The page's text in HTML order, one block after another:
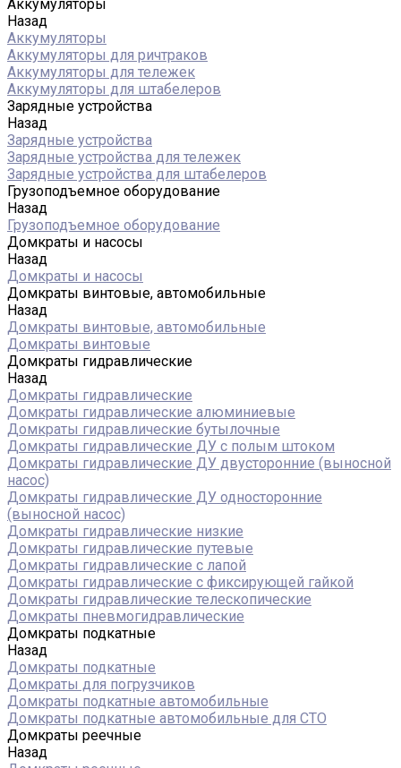
Аккумуляторы
Назад
Аккумуляторы
Аккумуляторы для ричтраков
Аккумуляторы для тележек
Аккумуляторы для штабелеров
Зарядные устройства
Назад
Зарядные устройства
Зарядные устройства для тележек
Зарядные устройства для штабелеров
Грузоподъемное оборудование
Назад
Грузоподъемное оборудование
Домкраты и насосы
Назад
Домкраты и насосы
Домкраты винтовые, автомобильные
Назад
Домкраты винтовые, автомобильные
Домкраты винтовые
Домкраты гидравлические
Назад
Домкраты гидравлические
Домкраты гидравлические алюминиевые
Домкраты гидравлические бутылочные
Домкраты гидравлические ДУ c полым штоком
Домкраты гидравлические ДУ двусторонние (выносной
насос)
Домкраты гидравлические ДУ односторонние
(выносной насос)
Домкраты гидравлические низкие
Домкраты гидравлические путевые
Домкраты гидравлические с лапой
Домкраты гидравлические с фиксирующей гайкой
Домкраты гидравлические телескопические
Домкраты пневмогидравлические
Домкраты подкатные
Назад
Домкраты подкатные
Домкраты для погрузчиков
Домкраты подкатные автомобильные
Домкраты подкатные автомобильные для СТО
Домкраты реечные
Назад